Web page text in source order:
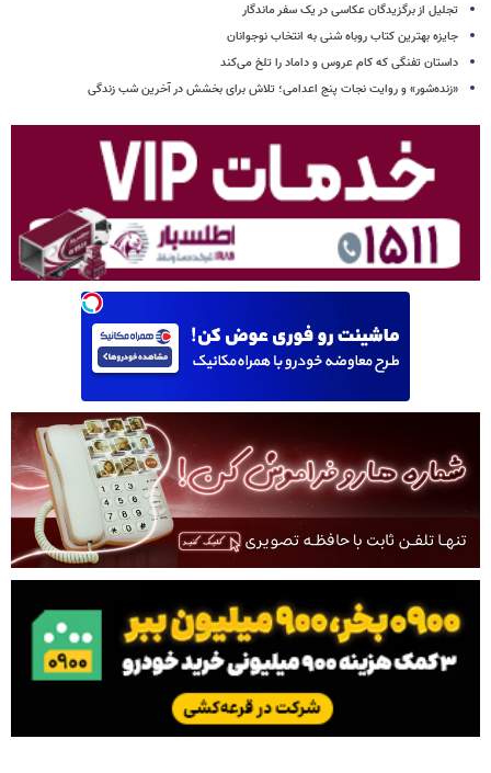
تجلیل از برگزیدگان عکاسی در یک سفر ماندگار
جایزه بهترین کتاب روباه شنی به انتخاب نوجوانان
داستان تفنگی که کام عروس و داماد را تلخ می‌کند
«زنده‌شور» و روایت نجات پنج اعدامی؛ تلاش برای بخشش در آخرین شب زندگی